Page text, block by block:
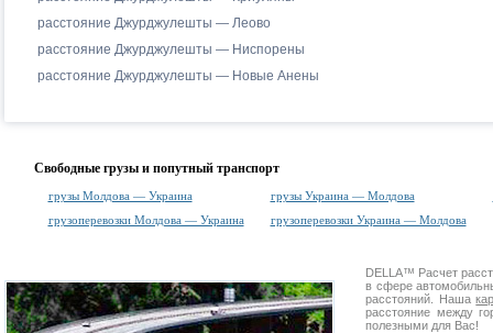
расстояние Джурджулешты — Леово
расстояние Джурджулешты — Ниспорены
расстояние Джурджулешты — Новые Анены
Свободные грузы и попутный транспорт
грузы Молдова — Украина грузы Украина — Молдова
грузоперевозки Молдова — Украина
грузоперевозки Украина — Молдова
DELLA™ Расчет
в сфере
расстояний. Наша
расстояние между
полезными для Вас!